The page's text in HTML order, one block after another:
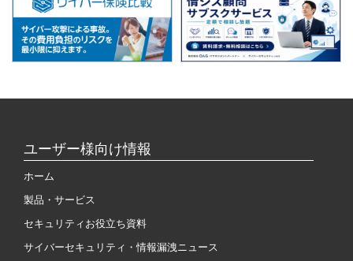
ユーザー様向け情報
ホーム
製品・サービス
セキュリティお役立ち資料
サイバーセキュリティ・情報漏洩ニュース